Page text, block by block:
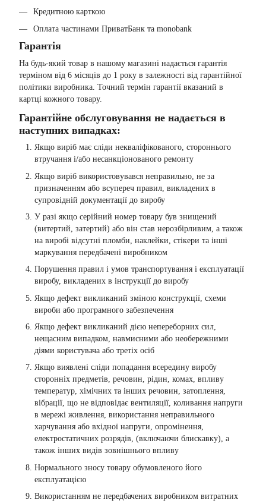
Кредитною карткою
Оплата частинами ПриватБанк та monobank
Гарантія
На будь-який товар в нашому магазині надається гарантія
терміном від 6 місяців до 1 року в залежності від гарантійної
політики виробника. Точний термін гарантії вказаний в
картці кожного товару.
Гарантійне обслуговування не надається в
наступних випадках:
Якщо виріб має сліди некваліфікованого, стороннього
втручання і/або несанкціонованого ремонту
Якщо виріб використовувався неправильно, не за
призначенням або всупереч правил, викладених в
супровідній документації до виробу
У разі якщо серійний номер товару був знищений
(витертий, затертий) або він став нерозбірливим, а також
на виробі відсутні пломби, наклейки, стікери та інші
маркування передбачені виробником
Порушення правил і умов транспортування і експлуатації
виробу, викладених в інструкції до виробу
Якщо дефект викликаний зміною конструкції, схеми
вироби або програмного забезпечення
Якщо дефект викликаний дією непереборних сил,
нещасним випадком, навмисними або необережними
діями користувача або третіх осіб
Якщо виявлені сліди попадання всередину виробу
сторонніх предметів, речовин, рідин, комах, впливу
температур, хімічних та інших речовин, затоплення,
вібрації, що не відповідає вентиляції, коливання напруги
в мережі живлення, використання неправильного
харчування або вхідної напруги, опромінення,
електростатичних розрядів, (включаючи блискавку), а
також інших видів зовнішнього впливу
Нормального зносу товару обумовленого його
експлуатацією
Використанням не передбачених виробником витратних